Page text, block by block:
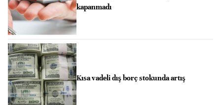
kapanmadı
Kısa vadeli dış borç stokunda artış